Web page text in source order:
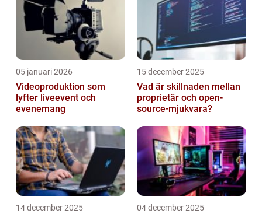
05 januari 2026
Videoproduktion som
lyfter liveevent och
evenemang
15 december 2025
Vad är skillnaden mellan
proprietär och open-
source-mjukvara?
14 december 2025 04 december 2025